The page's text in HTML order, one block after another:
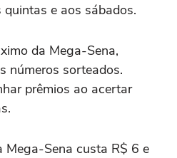
quintas e aos sábados.
da Mega-Sena,
números sorteados.
prêmios ao acertar
Mega-Sena custa R$ 6 e